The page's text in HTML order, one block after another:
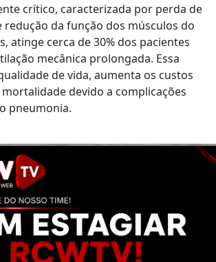
crítico, caracterizada por perda de
redução da função dos músculos do
atinge cerca de 30% dos pacientes
mecânica prolongada. Essa
de vida, aumenta os custos
mortalidade devido a complicações
pneumonia.